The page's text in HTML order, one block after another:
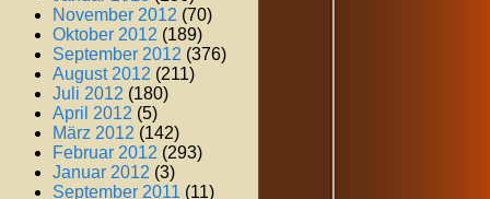
November 2012 (70)
Oktober 2012 (189)
September 2012 (376)
August 2012 (211)
Juli 2012 (180)
April 2012 (5)
März 2012 (142)
Februar 2012 (293)
Januar 2012 (3)
September 2011 (11)